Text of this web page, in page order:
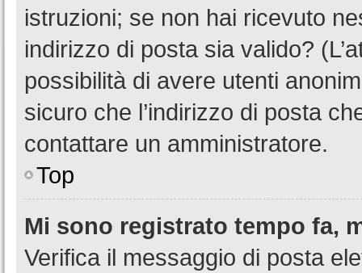
istruzioni; se non hai ricevuto
indirizzo di posta sia valido?
possibilità di avere utenti
sicuro che l’indirizzo di posta
contattare un amministratore.
Top
Mi sono registrato tempo fa,
Verifica il messaggio di posta